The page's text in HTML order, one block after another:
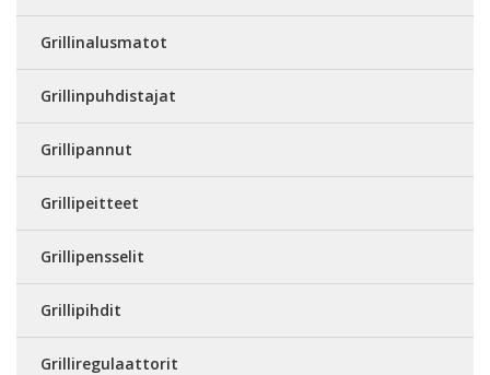
Grillinalusmatot
Grillinpuhdistajat
Grillipannut
Grillipeitteet
Grillipensselit
Grillipihdit
Grilliregulaattorit